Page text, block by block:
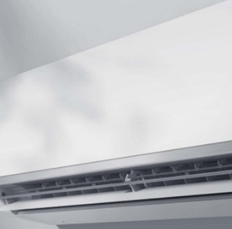
Whirlpool